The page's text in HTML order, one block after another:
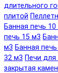
длительного
плитой
Банная печь 10
печь 15 м3
м3 Банная
32 м3 Печи для
закрытая